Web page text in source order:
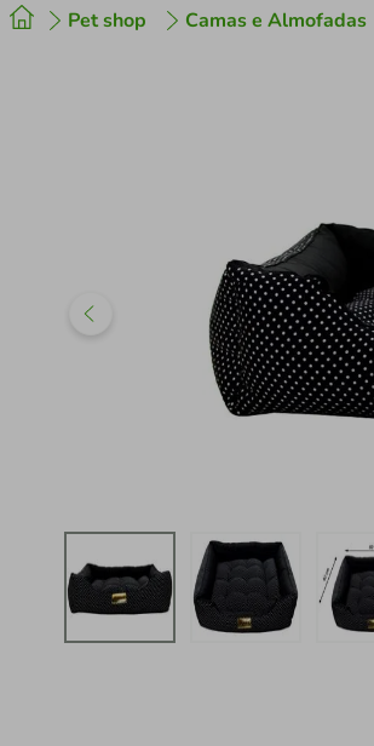
Pet shop Camas e Almofadas
2 º cafeteira
iphone